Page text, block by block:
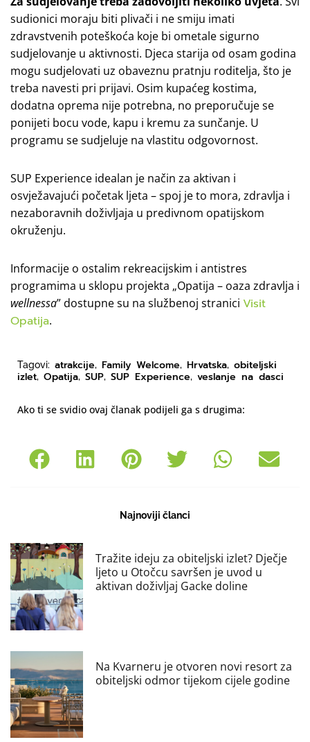
sudionici moraju biti plivači i ne smiju imati
zdravstvenih poteškoća koje bi ometale sigurno
sudjelovanje u aktivnosti. Djeca starija od osam godina
mogu sudjelovati uz obaveznu pratnju roditelja, što je
treba navesti pri prijavi. Osim kupaćeg kostima,
dodatna oprema nije potrebna, no preporučuje se
ponijeti bocu vode, kapu i kremu za sunčanje. U
programu se sudjeluje na vlastitu odgovornost.
SUP Experience idealan je način za aktivan i
osvježavajući početak ljeta – spoj je to mora, zdravlja i
nezaboravnih doživljaja u predivnom opatijskom
okruženju.
Informacije o ostalim rekreacijskim i antistres
programima u sklopu projekta „Opatija – oaza zdravlja i
wellnessa” dostupne su na službenoj stranici Visit
Opatija.
Tagovi: atrakcije, Family Welcome, Hrvatska, obiteljski
izlet, Opatija, SUP, SUP Experience, veslanje na dasci
Ako ti se svidio ovaj članak podijeli ga s drugima:
Najnoviji članci
Tražite ideju za obiteljski izlet? Dječje
ljeto u Otočcu savršen je uvod u
aktivan doživljaj Gacke doline
Na Kvarneru je otvoren novi resort za
obiteljski odmor tijekom cijele godine